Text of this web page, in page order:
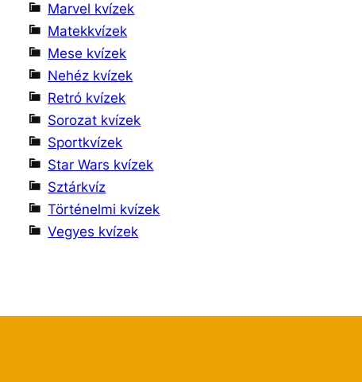
Marvel kvízek
Matekkvízek
Mese kvízek
Nehéz kvízek
Retró kvízek
Sorozat kvízek
Sportkvízek
Star Wars kvízek
Sztárkvíz
Történelmi kvízek
Vegyes kvízek